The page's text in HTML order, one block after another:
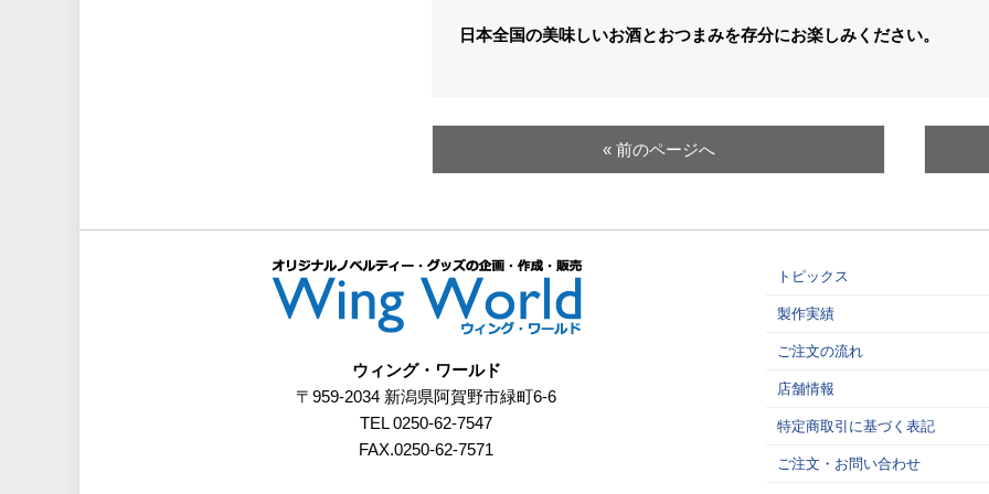
日本全国の美味しいお酒とおつまみを存分にお楽しみください。
« 前のページへ
ウィング・ワールド
〒959-2034 新潟県阿賀野市緑町6-6
TEL 0250-62-7547
FAX.0250-62-7571
トピックス
製作実績
ご注文の流れ
店舗情報
特定商取引に基づく表記
ご注文・お問い合わせ